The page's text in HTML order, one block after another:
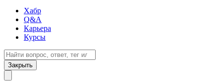
Хабр
Q&A
Карьера
Курсы
Закрыть